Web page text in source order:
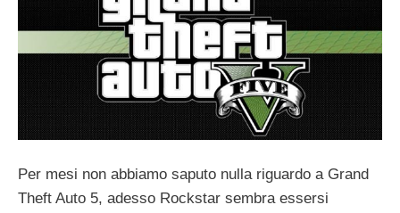
Per mesi non abbiamo saputo nulla riguardo a Grand
Theft Auto 5, adesso Rockstar sembra essersi